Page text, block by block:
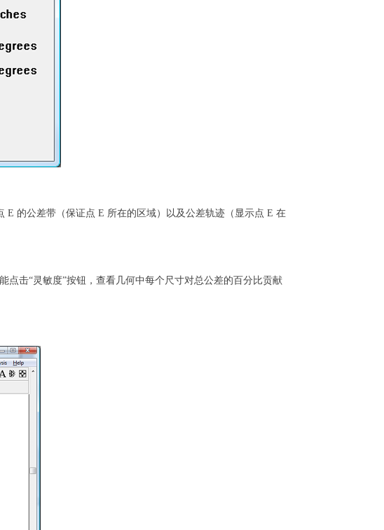
的公差带（保证点 E 所在的区域）以及公差轨迹（显示点 E 在
点击“灵敏度”按钮，查看几何中每个尺寸对总公差的百分比贡献